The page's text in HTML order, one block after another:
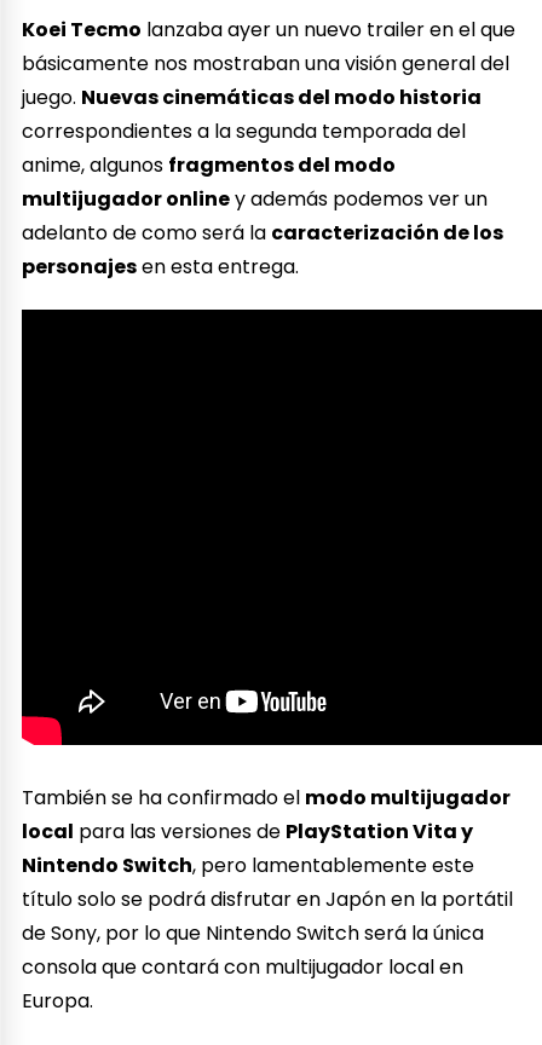
Koei Tecmo lanzaba ayer un nuevo trailer en el que
básicamente nos mostraban una visión general del
juego. Nuevas cinemáticas del modo historia
correspondientes a la segunda temporada del
anime, algunos fragmentos del modo
multijugador onliney además podemos ver un
adelanto de como será la caracterización de los
personajesen esta entrega.
También se ha confirmado el modo multijugador
local para las versiones de PlayStation Vita y
Nintendo Switch, pero lamentablemente este
título solo se podrá disfrutar en Japón en la portátil
de Sony, por lo que Nintendo Switch será la única
consola que contará con multijugador local en
Europa.